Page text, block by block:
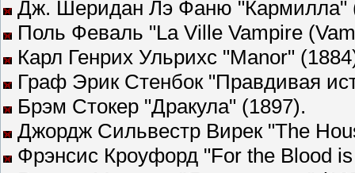
Дж. Шеридан Лэ Фаню "Кармилла"
Поль Феваль "La Ville Vampire
Карл Генрих Ульрихс "Manor"
Граф Эрик Стенбок "Правдивая
Брэм Стокер "Дракула" (1897).
Джордж Сильвестр Вирек "The
Фрэнсис Кроуфорд "For the Blood